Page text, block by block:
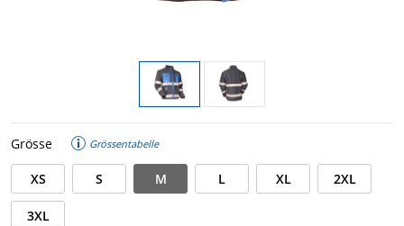
Grösse Grössentabelle
XS S M L XL 2XL
3XL